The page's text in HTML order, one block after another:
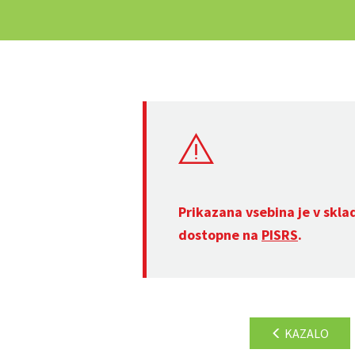
Prikazana vsebina je v
dostopne na PISRS.
KAZALO